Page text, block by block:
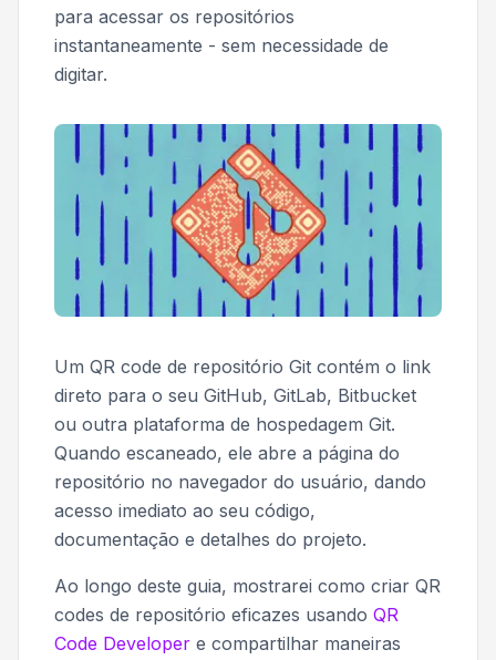
para acessar os repositórios
instantaneamente - sem necessidade de
digitar.
Um QR code de repositório Git contém o link
direto para o seu GitHub, GitLab, Bitbucket
ou outra plataforma de hospedagem Git.
Quando escaneado, ele abre a página do
repositório no navegador do usuário, dando
acesso imediato ao seu código,
documentação e detalhes do projeto.
Ao longo deste guia, mostrarei como criar QR
codes de repositório eficazes usando QR
Code Developer e compartilhar maneiras